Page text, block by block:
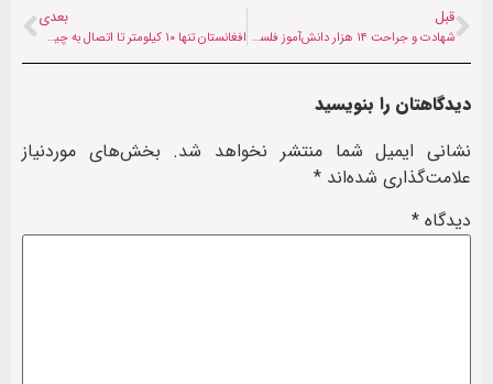
قبل
شهادت و جراحت ۱۴ هزار دانش‌آموز فلسطینی در حملات صهیونیست‌ها
بعدی
افغانستان تنها ۱۰ کیلومتر تا اتصال به چین فاصله دارد
دیدگاهتان را بنویسید
نشانی ایمیل شما منتشر نخواهد شد. بخش‌های موردنیاز
علامت‌گذاری شده‌اند *
دیدگاه *